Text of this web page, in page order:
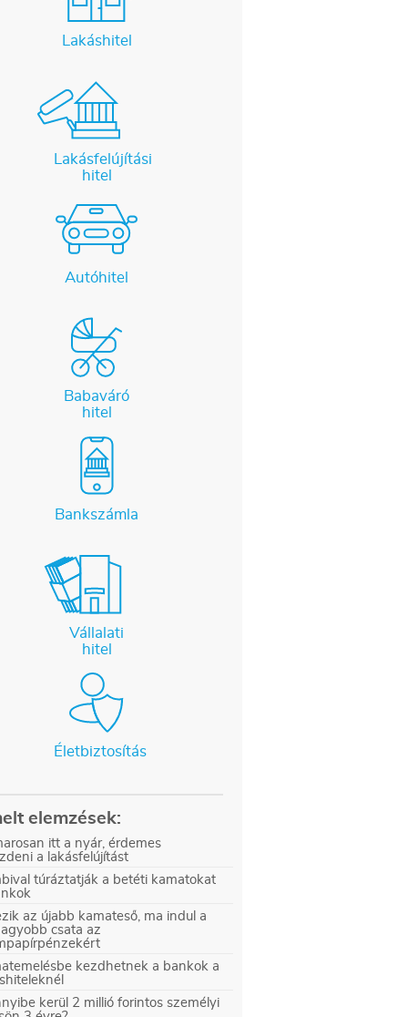
Lakáshitel
Lakásfelújítási
hitel
Autóhitel
Babaváró
hitel
Bankszámla
Vállalati
hitel
Életbiztosítás
elemzések:
itt a nyár, érdemes
a lakásfelújítást
túráztatják a betéti kamatokat
az újabb kamateső, ma indul a
csata az
kezdhetnek a bankok a
kerül 2 millió forintos személyi